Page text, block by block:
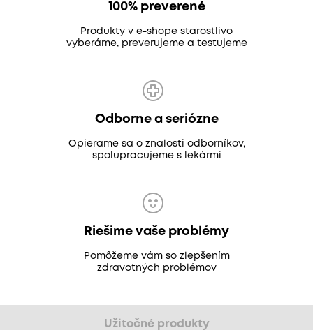
100% preverené
Produkty v e-shope starostlivo
vyberáme, preverujeme a testujeme
Odborne a seriózne
Opierame sa o znalosti odborníkov,
spolupracujeme s lekármi
Riešime vaše problémy
Pomôžeme vám so zlepšením
zdravotných problémov
Užitočné produkty